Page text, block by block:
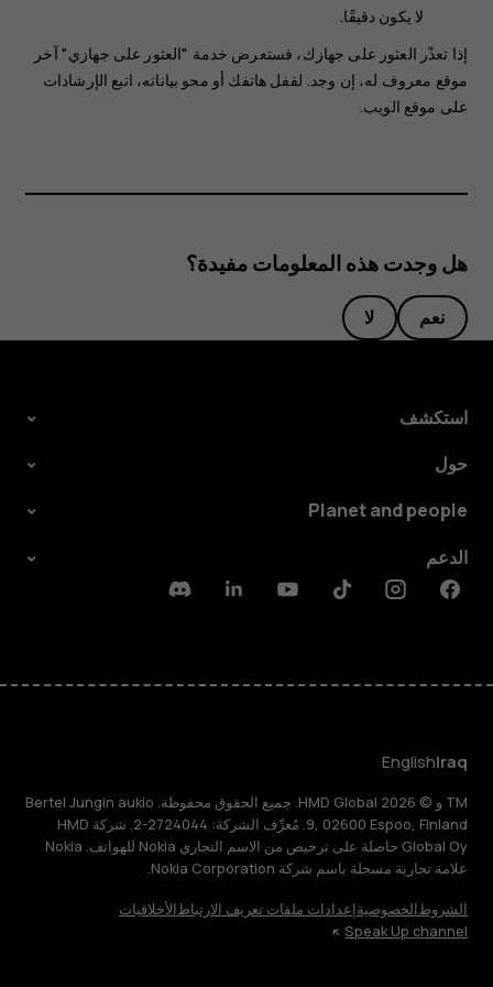
لا يكون دقيقًا.
إذا تعذّر العثور على جهازك، فستعرض خدمة "العثور على جهازي" آخر
موقع معروف له، إن وجد. لقفل هاتفك أو محو بياناته، اتبع الإرشادات
على موقع الويب.
هل وجدت هذه المعلومات مفيدة؟
نعم لا
استكشف
حول
Planet and people
الدعم
Facebook
Instagram
Tiktok
Youtube
Linkedin
Discord
Iraq
English
TM و © 2026 HMD Global. جميع الحقوق محفوظة. Bertel Jungin aukio
9, 02600 Espoo, Finland. مُعرِّف الشركة: 2724044-2. شركة HMD
Global Oy حاصلة على ترخيص من الاسم التجاري Nokia للهواتف. Nokia
علامة تجارية مسجلة باسم شركة Nokia Corporation.
الشروطالخصوصيةإعدادات ملفات تعريف الارتباطالأخلاقيات
Speak Up channel